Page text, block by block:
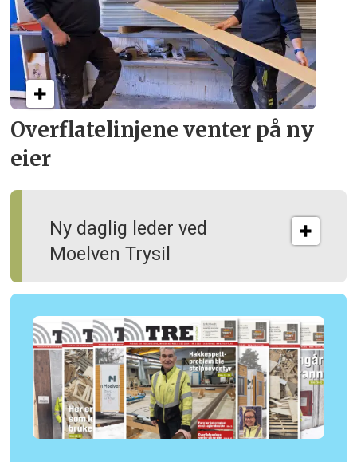
Overflate­linjene venter på ny
eier
Ny daglig leder ved
Moelven Trysil